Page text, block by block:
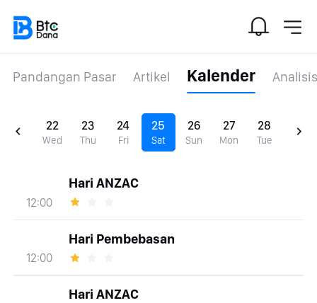
Pandangan Pasar Artikel Kalender
22
Wed
23
Thu
24
Fri
25
Sat
26
Sun
27
Mon
28
Tue
12:00
Hari ANZAC
12:00
Hari Pembebasan
Hari ANZAC